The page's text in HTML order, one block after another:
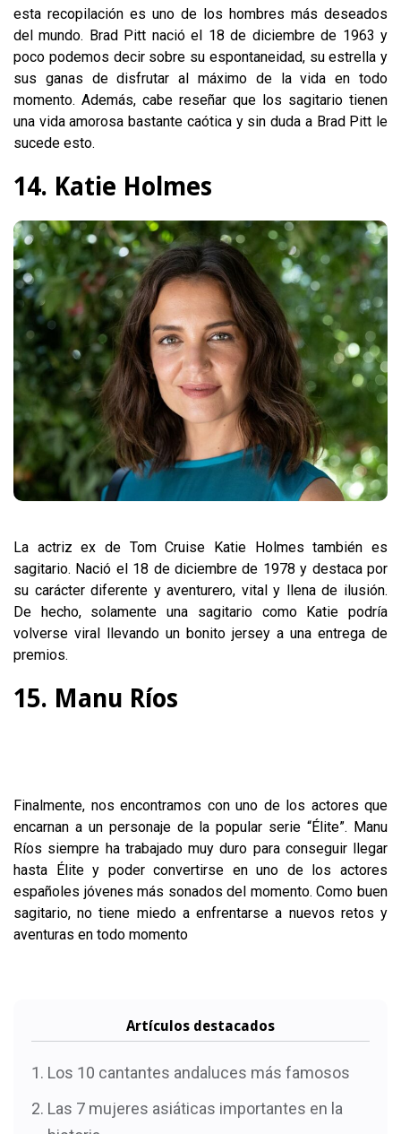
esta recopilación es uno de los hombres más deseados
del mundo. Brad Pitt nació el 18 de diciembre de 1963 y
poco podemos decir sobre su espontaneidad, su estrella y
sus ganas de disfrutar al máximo de la vida en todo
momento. Además, cabe reseñar que los sagitario tienen
una vida amorosa bastante caótica y sin duda a Brad Pitt le
sucede esto.
14. Katie Holmes
La actriz ex de Tom Cruise Katie Holmes también es
sagitario. Nació el 18 de diciembre de 1978 y destaca por
su carácter diferente y aventurero, vital y llena de ilusión.
De hecho, solamente una sagitario como Katie podría
volverse viral llevando un bonito jersey a una entrega de
premios.
15. Manu Ríos
Finalmente, nos encontramos con uno de los actores que
encarnan a un personaje de la popular serie “Élite”. Manu
Ríos siempre ha trabajado muy duro para conseguir llegar
hasta Élite y poder convertirse en uno de los actores
españoles jóvenes más sonados del momento. Como buen
sagitario, no tiene miedo a enfrentarse a nuevos retos y
aventuras en todo momento
Artículos destacados
Los 10 cantantes andaluces más famosos
Las 7 mujeres asiáticas importantes en la